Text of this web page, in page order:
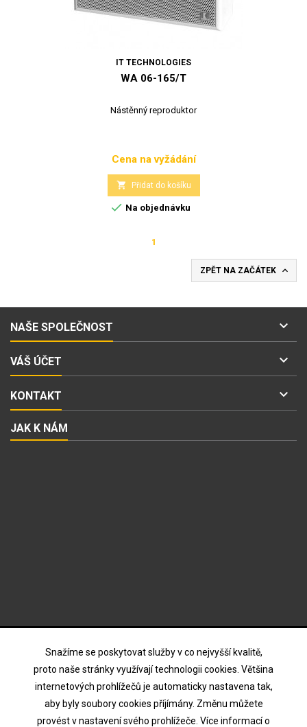
Snažíme se poskytovat služby v co nejvyšší kvalitě,
proto naše stránky využívají technologii cookies. Většina
internetových prohlížečů je automaticky nastavena tak,
aby byly soubory cookies příjímány. Změnu můžete
provést v nastavení svého prohlížeče. Více informací o
IT TECHNOLOGIES
WA 06-165/T
Nástěnný reproduktor
Cena
Cena na vyžádání
 Přidat do košíku
 Na objednávku
1
ZPĚT NA ZAČÁTEK 
NAŠE SPOLEČNOST 
VÁŠ ÚČET 
KONTAKT 
JAK K NÁM
Souhlasím s podmínkami a zásadami ochrany osobních
údajů